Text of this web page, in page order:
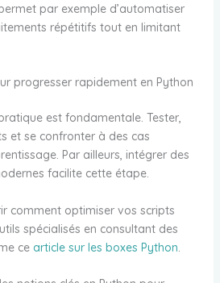
par exemple d’automatiser
répétitifs tout en limitant
progresser rapidement en Python
est fondamentale. Tester,
et se confronter à des cas
Par ailleurs, intégrer des
facilite cette étape.
comment optimiser vos scripts
spécialisés en consultant des
ce article sur les boxes Python.